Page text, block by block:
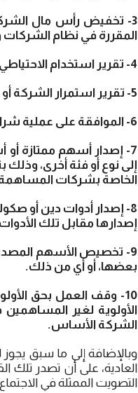
3- تخفيض رأس مال
المقررة في نظام الشركات
4- تقرير استخدام الاحتياطي المخصص لأغراض محددة في نظام الشركة الأساس.
5- تقرير استمرار الشركة أو حلها قبل الأجل المعين في نظامها الأساس.
6- الموافقة على عملية شراء أسهم الشركة.
7- إصدار أسهم ممتازة
إلى نوع أو فئة أخرى،
الخاصة بشركات المساهمة
8- إصدار أدوات دين أو
إصدارها مقابل تلك
9- تخصيص الأسهم
بعضها، أو أي من ذلك.
10- وقف العمل بحق
الأولوية لغير
الشركة الأساس.
وبالإضافة إلى ما سبق يجوز
العادية، على أن تصدر تلك
التصويت الممثلة في